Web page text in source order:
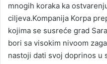
mnogih koraka ka
ciljeva.Kompanija Korpa
kojima se susreće grad
bori sa visokim nivoom
nastoji dati svoj doprinos u